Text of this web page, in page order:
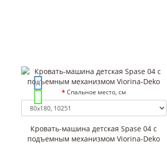
Спальное место, см
Кровать-машина детская Spase 04 с
подъемным механизмом Viorina-Deko